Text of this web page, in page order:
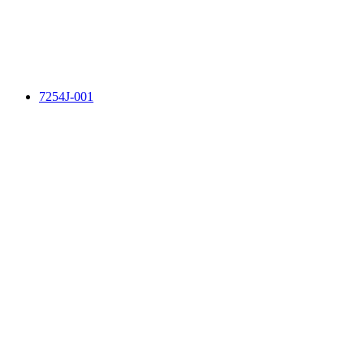
7254J-001